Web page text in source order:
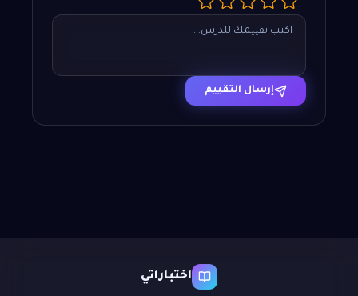
إرسال التقييم
اختباراتي